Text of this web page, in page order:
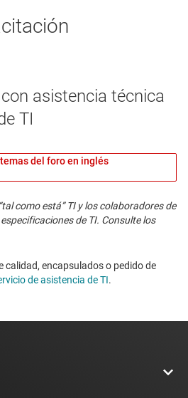
asistencia técnica
TI
del foro en inglés
como está” TI y los colaboradores de
de TI. Consulte los
calidad, encapsulados o pedido de
de asistencia de TI. ​​​​​​​​​​​​​​